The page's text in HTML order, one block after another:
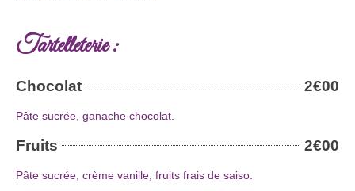
Tartelleterie :
Chocolat 2€00
Pâte sucrée, ganache chocolat.
Fruits 2€00
Pâte sucrée, crème vanille, fruits frais de saiso.